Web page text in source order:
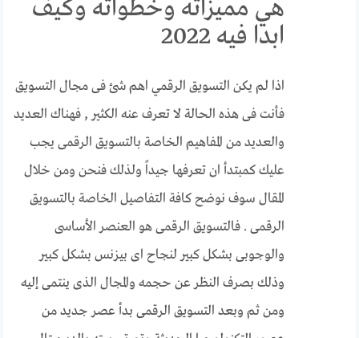
هي مميزاته وخطواته وكيف
ابدا فيه 2022
اذا لم يكن التسويق الرقمي اهم شئ فى مجال التسويق
فأنت فى هذه الحالة لا تعرف عنه الكثير , فهناك العديد
والعديد من المفاهيم الخاصة بالتسويق الرقمى يجب
عليك كمبتدأ ان تعرفها جيداً ولذلك فنحن ومن خلال
المقال سوف نوضح كافة التفاصيل الخاصة بالتسويق
الرقمى . فالتسويق الرقمى هو العنصر الأساسى
والوجوبى بشكل كبير لنجاح اى بيزنس بشكل كبير
وذلك بصرف النظر عن حجمه والمجال الذى ينتمى إليه
ومن ثم وبعد التسويق الرقمى بدأ عصر جديد من